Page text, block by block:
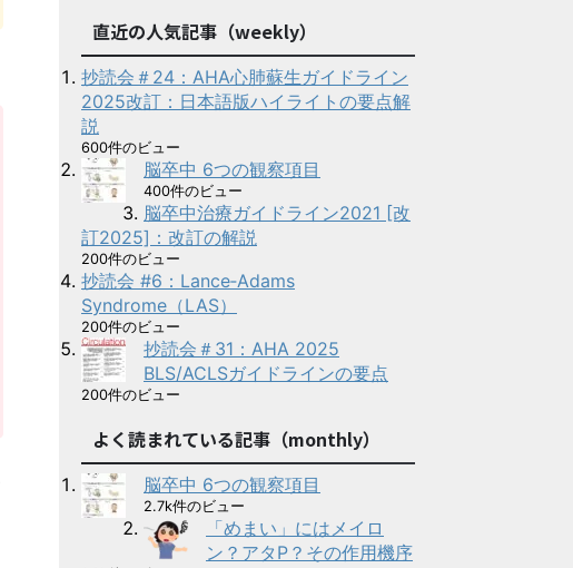
直近の人気記事（weekly）
抄読会＃24：AHA心肺蘇生ガイドライン
2025改訂：日本語版ハイライトの要点解
説
600件のビュー
脳卒中 6つの観察項目
400件のビュー
脳卒中治療ガイドライン2021 [改
訂2025]：改訂の解説
200件のビュー
抄読会 #6：Lance‑Adams
Syndrome（LAS）
200件のビュー
抄読会＃31：AHA 2025
BLS/ACLSガイドラインの要点
200件のビュー
よく読まれている記事（monthly）
脳卒中 6つの観察項目
2.7k件のビュー
「めまい」にはメイロ
ン？アタP？その作用機序